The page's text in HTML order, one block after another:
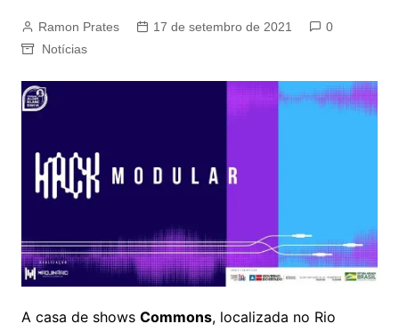
Ramon Prates 17 de setembro de 2021
0
Notícias
A casa de shows Commons, localizada no Rio